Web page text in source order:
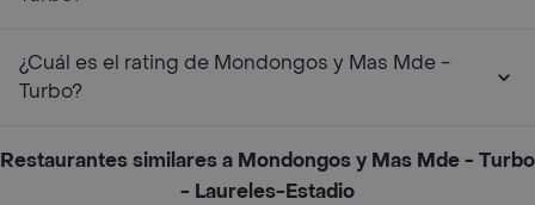
¿Cuál es el rating de Mondongos y Mas Mde -
Turbo?
Restaurantes similares a Mondongos y Mas Mde - Turbo
- Laureles-Estadio